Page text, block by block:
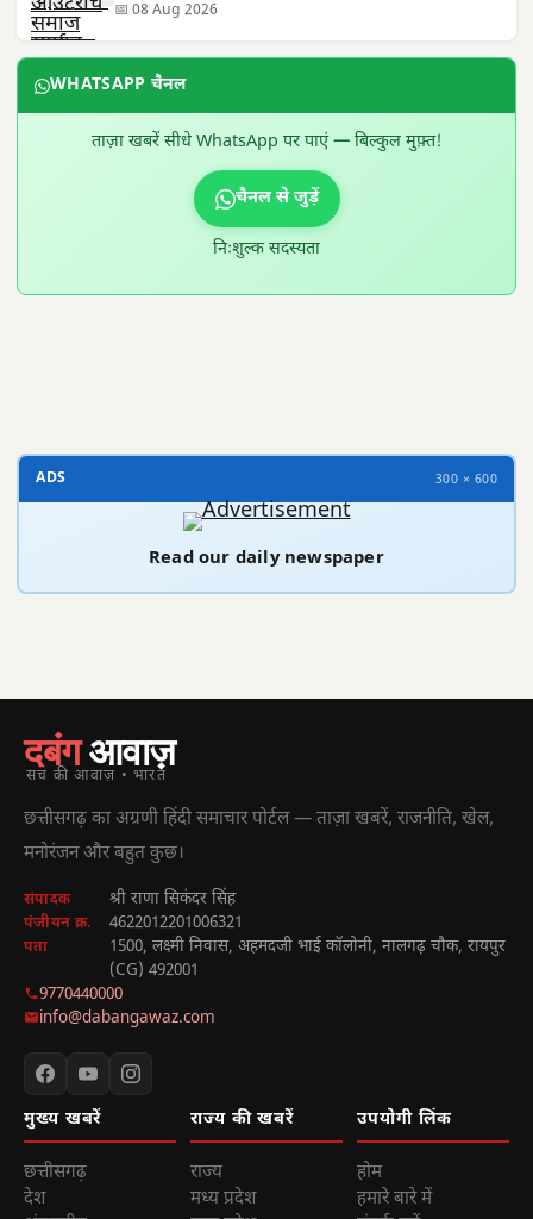
📅 08 Aug 2026
WHATSAPP चैनल
ताज़ा खबरें सीधे WhatsApp पर पाएं — बिल्कुल मुफ़्त!
चैनल से जुड़ें
निःशुल्क सदस्यता
ADS 300 × 600
Read our daily newspaper
दबंगआवाज़
सच की आवाज़ • भारत
छत्तीसगढ़ का अग्रणी हिंदी समाचार पोर्टल — ताज़ा खबरें, राजनीति, खेल,
मनोरंजन और बहुत कुछ।
संपादक श्री राणा सिकंदर सिंह
पंजीयन क्र. 4622012201006321
पता
1500, लक्ष्मी निवास, अहमदजी भाई कॉलोनी, नालगढ़ चौक, रायपुर
(CG) 492001
9770440000
info@dabangawaz.com
मुख्य खबरें
छत्तीसगढ़
देश
राज्य की खबरें
राज्य
मध्य प्रदेश
उपयोगी लिंक
होम
हमारे बारे में